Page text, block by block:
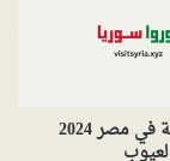
تكلفة المعيشة في مصر 2024